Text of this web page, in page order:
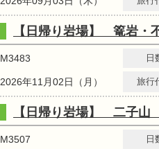
【日帰り岩場】 篭岩・
M3483 日
2026年11月02日（月） 旅行
【日帰り岩場】 二子
M3507 日